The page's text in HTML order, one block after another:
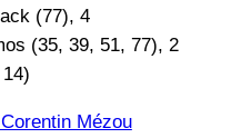
(77), 4
(35, 39, 51, 77), 2
Mézou